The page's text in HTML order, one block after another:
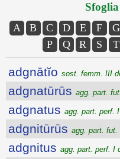
A B C D E F G
P
Q R S T
adgnātĭo sost. femm. III
adgnatūrūs agg. part. fut.
adgnatus agg. part. perf.
adgnitūrūs agg. part. fut.
adgnitus agg. part. perf. I